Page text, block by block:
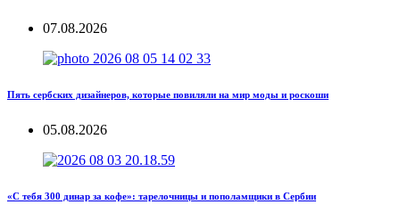
07.08.2026
Пять сербских дизайнеров, которые повиляли на мир моды и роскоши
05.08.2026
«С тебя 300 динар за кофе»: тарелочницы и пополамщики в Сербии